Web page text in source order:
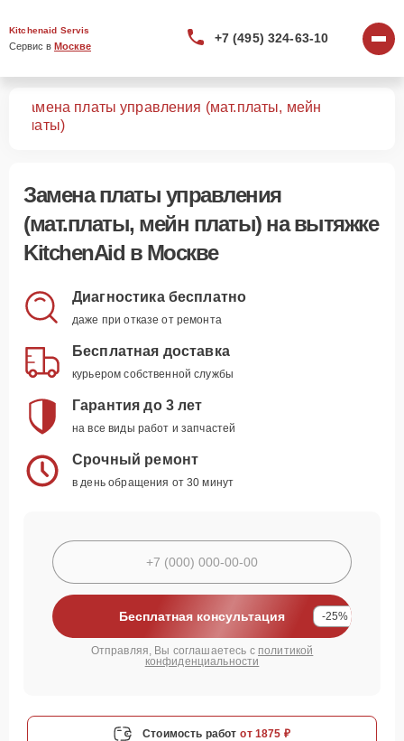
Kitchenaid Servis
Сервис в Москве
+7 (495) 324-63-10
Замена платы управления (мат.платы, мейн
платы)
Замена платы управления
(мат.платы, мейн платы)на вытяжке
KitchenAid в Москве
Диагностика бесплатно
даже при отказе от ремонта
Бесплатная доставка
курьером собственной службы
Гарантия до 3 лет
на все виды работ и запчастей
Срочный ремонт
в день обращения от 30 минут
Бесплатная консультация -25%
Отправляя, Вы соглашаетесь с политикой
конфиденциальности
Стоимость работ от 1875 ₽